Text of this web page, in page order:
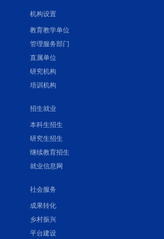
机构设置
教育教学单位
管理服务部门
直属单位
研究机构
培训机构
招生就业
本科生招生
研究生招生
继续教育招生
就业信息网
社会服务
成果转化
乡村振兴
平台建设